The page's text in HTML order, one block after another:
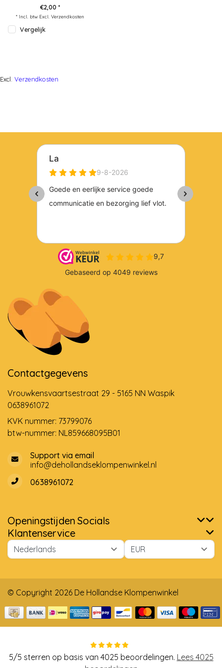
€2,00 *
* Incl. btw Excl. Verzendkosten
Vergelijk
Excl. Verzendkosten
Contactgegevens
Vrouwkensvaartsestraat 29 - 5165 NN Waspik
0638961072
KVK nummer: 73799076
btw-nummer: NL859668095B01
Support via email
info@dehollandseklompenwinkel.nl
0638961072
Openingstijden Socials
Klantenservice
© Copyright 2026 De Hollandse Klompenwinkel
5/5 sterren op basis van 4025 beoordelingen. Lees 4025